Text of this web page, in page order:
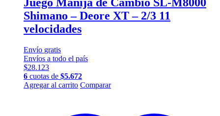
Shimano – Deore XT – 2/3 11
velocidades
Envío gratis
Envíos a todo el país
$28.123
6 cuotas de $5.672
Agregar al carrito Comparar